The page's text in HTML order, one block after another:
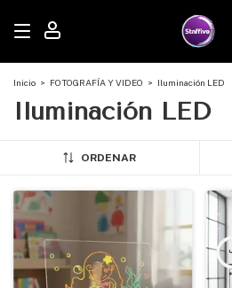
Inicio > FOTOGRAFÍA Y VIDEO > Iluminación LED
Iluminación LED
ORDENAR